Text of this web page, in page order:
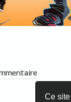
Ce